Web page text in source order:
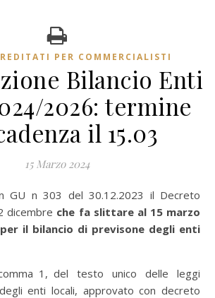
PER COMMERCIALISTI
Bilancio Enti
2026: termine
il 15.03
15 Marzo 2024
dicembre che fa slittare al 15 marzo
il bilancio di previsone degli enti
1, del testo unico delle leggi
enti locali, approvato con decreto